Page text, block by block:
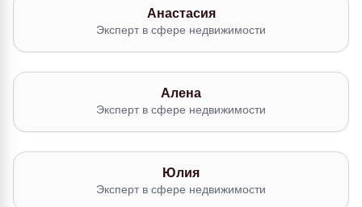
Анастасия
Эксперт в сфере недвижимости
Алена
Эксперт в сфере недвижимости
Юлия
Эксперт в сфере недвижимости